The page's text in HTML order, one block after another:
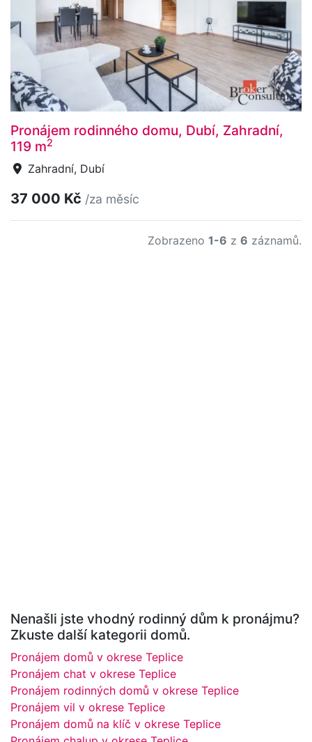
Pronájem rodinného domu, Dubí, Zahradní,
119 m2
Zahradní, Dubí
37 000 Kč /za měsíc
Zobrazeno 1-6 z 6 záznamů.
Nenašli jste vhodný rodinný dům k pronájmu?
Zkuste další kategorii domů.
Pronájem domů v okrese Teplice
Pronájem chat v okrese Teplice
Pronájem rodinných domů v okrese Teplice
Pronájem vil v okrese Teplice
Pronájem domů na klíč v okrese Teplice